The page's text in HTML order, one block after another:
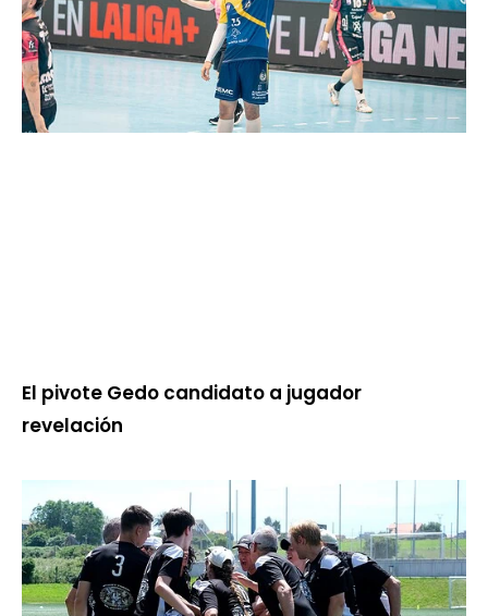
El pivote Gedo candidato a jugador
revelación